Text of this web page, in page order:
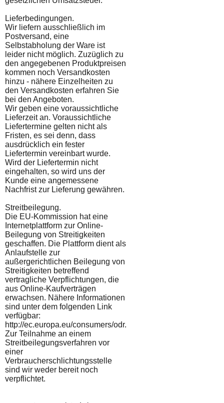
Lieferbedingungen.
Wir liefern ausschließlich im
Postversand, eine
Selbstabholung der Ware ist
leider nicht möglich. Zuzüglich zu
den angegebenen Produktpreisen
kommen noch Versandkosten
hinzu - nähere Einzelheiten zu
den Versandkosten erfahren Sie
bei den Angeboten.
Wir geben eine voraussichtliche
Lieferzeit an. Voraussichtliche
Liefertermine gelten nicht als
Fristen, es sei denn, dass
ausdrücklich ein fester
Liefertermin vereinbart wurde.
Wird der Liefertermin nicht
eingehalten, so wird uns der
Kunde eine angemessene
Nachfrist zur Lieferung gewähren.
Streitbeilegung.
Die EU-Kommission hat eine
Internetplattform zur Online-
Beilegung von Streitigkeiten
geschaffen. Die Plattform dient als
Anlaufstelle zur
außergerichtlichen Beilegung von
Streitigkeiten betreffend
vertragliche Verpflichtungen, die
aus Online-Kaufverträgen
erwachsen. Nähere Informationen
sind unter dem folgenden Link
verfügbar:
http://ec.europa.eu/consumers/odr.
Zur Teilnahme an einem
Streitbeilegungsverfahren vor
einer
Verbraucherschlichtungsstelle
sind wir weder bereit noch
verpflichtet.